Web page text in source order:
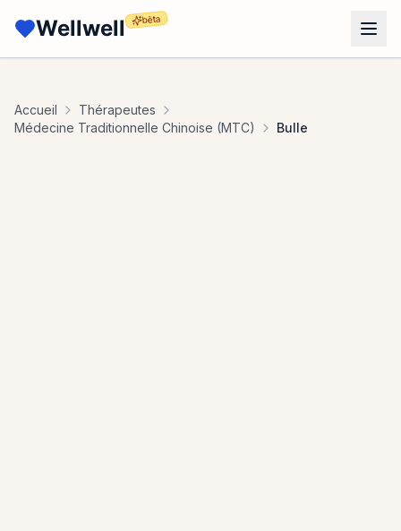
Wellwell bêta
Accueil
Thérapeutes
Médecine Traditionnelle Chinoise (MTC)
Bulle